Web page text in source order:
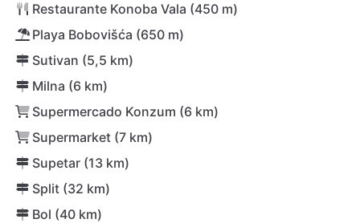
Restaurante Konoba Vala (450 m)
Playa Bobovišća (650 m)
Sutivan (5,5 km)
Milna (6 km)
Supermercado Konzum (6 km)
Supermarket (7 km)
Supetar (13 km)
Split (32 km)
Bol (40 km)